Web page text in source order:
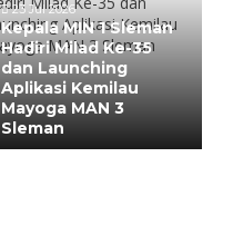
23 Jul 2026
Kepala MIN 1 Sleman
Hadiri Milad Ke-35
dan Launching
Aplikasi Kemilau
Mayoga MAN 3
Sleman